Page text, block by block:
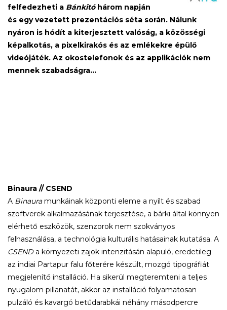
felfedezheti a Bánkitóhárom napján
és egy vezetett prezentációs séta során. Nálunk
nyáron is hódít a kiterjesztett valóság, a közösségi
képalkotás, a pixelkirakós és az emlékekre épülő
videójáték. Az okostelefonok és az applikációk nem
mennek szabadságra...
Binaura // CSEND
A Binauramunkáinak központi eleme a nyílt és szabad
szoftverek alkalmazásának terjesztése, a bárki által könnyen
elérhető eszközök, szenzorok nem szokványos
felhasználása, a technológia kulturális hatásainak kutatása. A
CSENDa környezeti zajok intenzitásán alapuló, eredetileg
az indiai Partapur falu főterére készült, mozgó tipográfiát
megjelenítő installáció. Ha sikerül megteremteni a teljes
nyugalom pillanatát, akkor az installáció folyamatosan
pulzáló és kavargó betűdarabkái néhány másodpercre